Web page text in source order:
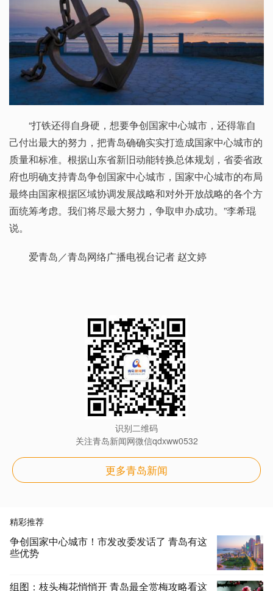
“打铁还得自身硬，想要争创国家中心城市，还得靠自
己付出最大的努力，把青岛确确实实打造成国家中心城市的
质量和标准。根据山东省新旧动能转换总体规划，省委省政
府也明确支持青岛争创国家中心城市，国家中心城市的布局
最终由国家根据区域协调发展战略和对外开放战略的各个方
面统筹考虑。我们将尽最大努力，争取申办成功。”李希琨
说。
爱青岛／青岛网络广播电视台记者 赵文婷
识别二维码
关注青岛新闻网微信qdxww0532
更多青岛新闻
精彩推荐
争创国家中心城市！市发改委发话了 青岛有这
些优势
组图：枝头梅花悄悄开 青岛最全赏梅攻略看这